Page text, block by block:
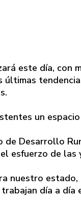
este día, con
un
Desarrollo
esfuerzo de
nuestro
día a día